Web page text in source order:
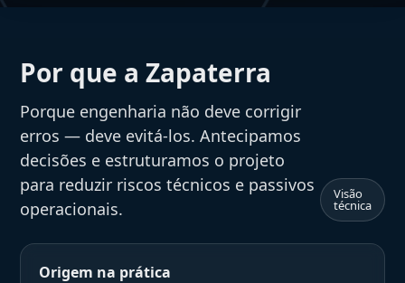
Por que a Zapaterra
Porque engenharia não deve corrigir
erros — deve evitá-los. Antecipamos
decisões e estruturamos o projeto
para reduzir riscos técnicos e passivos
operacionais.
Visão
técnica
Origem na prática